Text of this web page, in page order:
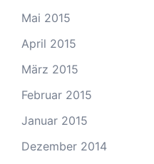
Mai 2015
April 2015
März 2015
Februar 2015
Januar 2015
Dezember 2014